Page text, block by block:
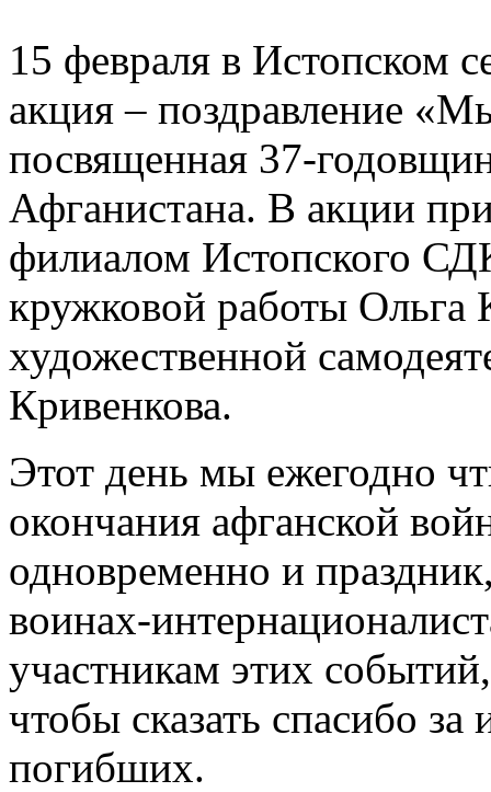
15 февраля в Истопском
акция – поздравление
посвященная 37-
Афганистана. В акции
филиалом Истопского
кружковой работы Ольга
художественной
Кривенкова.
Этот день мы ежегодно
окончания афганской
одновременно и
воинах-
участникам этих
чтобы сказать спасибо
погибших.